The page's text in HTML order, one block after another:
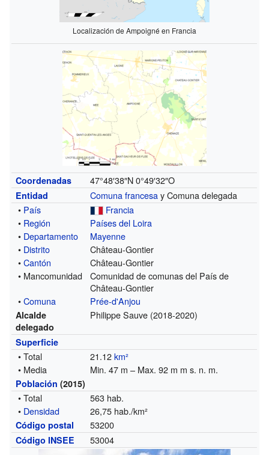
Localización de Ampoigné en Francia
Coordenadas 47°48′38″N 0°49′32″O
Entidad Comuna francesay Comuna delegada
• País
Francia
• Región
Países del Loira
• Departamento
Mayenne
• Distrito
Château-Gontier
•Cantón
Château-Gontier
• Mancomunidad
Comunidad de comunas del País de
Château-Gontier
•Comuna Prée-d'Anjou
Alcalde
delegado
Philippe Sauve (2018-2020)
Superficie
• Total 21.12km²
• Media
Min. 47 m – Max. 92 m m s. n. m.
Población (2015)
• Total
563 hab.
• Densidad 26,75 hab./km²
Código postal 53200
Código INSEE 53004